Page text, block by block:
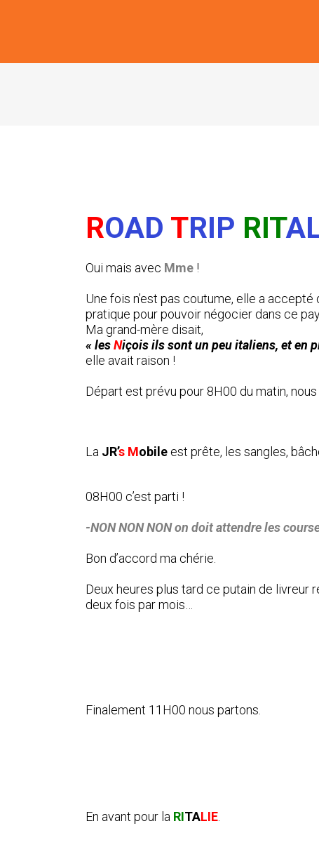
ROAD TRIP RIT
Oui mais avec Mme !
Une fois n’est pas coutume, elle a
pratique pour pouvoir négocier dans ce
Ma grand-mère disait,
« lesNiçois ils sont un peu italiens, et en
elle avait raison !
Départ est prévu pour 8H00 du matin,
La JR’s Mobile est prête, les sangles,
08H00 c’est parti !
-NON NON NON on doit attendre les
Bon d’accord ma chérie.
Deux heures plus tard ce putain de livreur
deux fois par mois…
Finalement 11H00 nous partons.
En avant pour la RITALIE